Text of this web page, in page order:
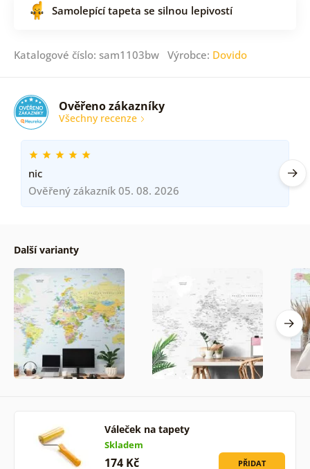
Samolepící tapeta se silnou lepivostí
Katalogové číslo: sam1103bw Výrobce: Dovido
Ověřeno zákazníky
Všechny recenze
nic
Ověřený zákazník 05. 08. 2026
Další varianty
Váleček na tapety
Skladem
174 Kč PŘIDAT